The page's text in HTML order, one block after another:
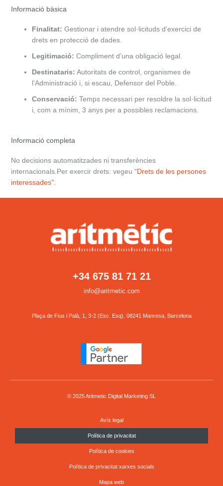
Informació bàsica
Finalitat: Gestionar i atendre sol·licituds d’exercici de
drets en protecció de dades.
Legitimació: Compliment d’una obligació legal.
Destinataris: Autoritats de control, organismes de
l’Administració i, si escau, Defensor del Poble.
Conservació: Temps necessari per resoldre la sol·licitud
i, com a mínim, 3 anys per a possibles reclamacions.
Informació completa
No decisions automatitzades ni transferències
internacionals.Per exercir drets: vegeu“Drets de les persones
interessades”
+34 675 81 71 21
info@aritmetic.com
Plaça de Fius i Palà, 1, 3-2 (Esc. Esq), 08241 Manresa, Barcelona
© 2025 Aritmetic Digital Marketing SL
Avís legal
Política de privacitat
Política de cookies
Política de privacitat xarxes socials
Mapa web